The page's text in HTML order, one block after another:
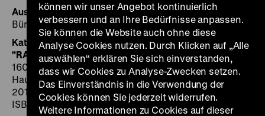
Ausstellungsarchitektur
Büroberlin, Ruth Schroers
Katalog
"RAF – Terror im Südwesten"
160 Seiten, 19,90 €
Haus der Geschichte Baden-Württemberg, Stuttgart,
2013
ISBN 978-3-933726-45-2
können wir unser Angebot kontinuierlich
verbessern und an Ihre Bedürfnisse anpassen.
Sie können die Website auch ohne diese
Analyse Cookies nutzen. Durch Klicken auf „Alle
auswählen“ erklären Sie sich einverstanden,
dass wir Cookies zu Analyse-Zwecken setzen.
Das Einverständnis in die Verwendung der
Cookies können Sie jederzeit widerrufen.
Weitere Informationen zu Cookies auf dieser